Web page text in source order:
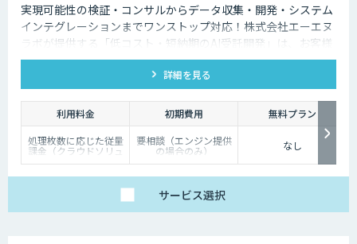
実現可能性の検証・コンサルからデータ収集・開発・システム
インテグレーションまでワンストップ対応！株式会社エーエヌ
ラボが提供する「低コスト・短納期のAI受託開発」は、お客様
のニーズにピッタリ合った画像AIソリューション開発します。
200件以上の実績。無料トライアルもあり、初めての方でも安
心してお任せください！
詳細を見る
利用料金 初期費用
無料プラン
処理枚数に応じた従量
課金（クラウドソリュ
ーション）、オンプレ
に応じて柔軟に対応し
ます。データ処理のみ
希望する場合は、目安
要相談（エンジン提供
の場合のみ） なし
サービス選択